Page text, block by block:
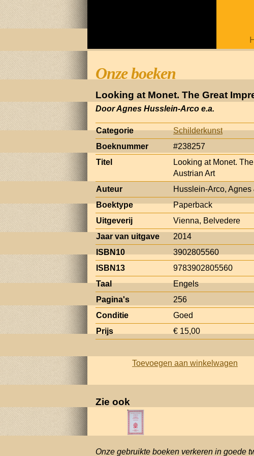
Onze boeken
Looking at Monet. The Great
Door Agnes Husslein-Arco e.a.
Categorie
Schilderkunst
Boeknummer
#238257
Titel
Looking at Monet.
Austrian Art
Auteur
Husslein-Arco,
Boektype
Paperback
Uitgeverij
Vienna, Belvedere
Jaar van uitgave
2014
ISBN10
3902805560
ISBN13
9783902805560
Taal
Engels
Pagina's
256
Conditie
Goed
Prijs
€ 15,00
Toevoegen aan winkelwagen
Zie ook
Onze gebruikte boeken verkeren in goede